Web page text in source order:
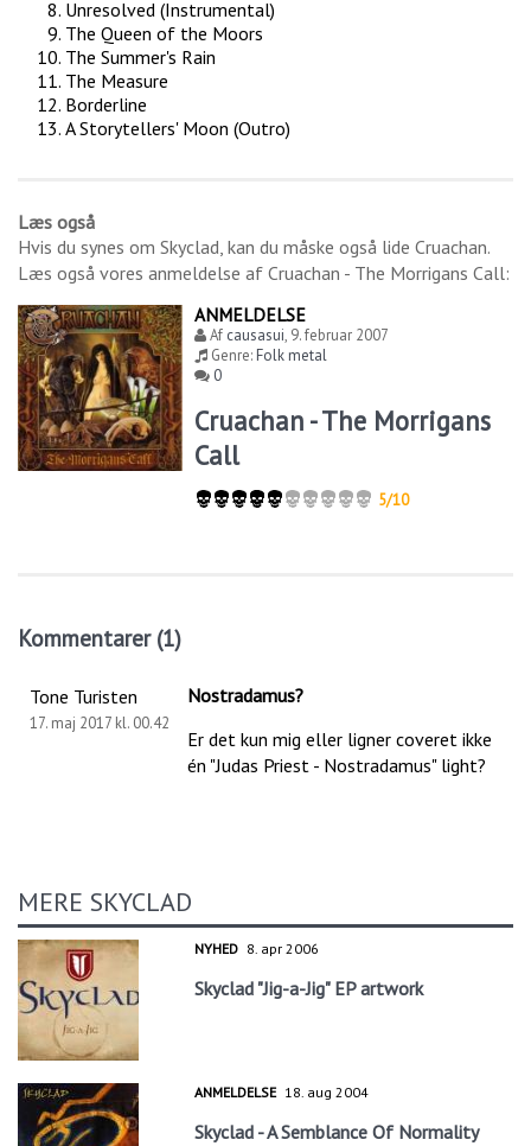
Unresolved (Instrumental)
The Queen of the Moors
The Summer's Rain
The Measure
Borderline
A Storytellers' Moon (Outro)
Læs også
Hvis du synes om Skyclad, kan du måske også lide Cruachan.
Læs også vores anmeldelse af Cruachan - The Morrigans Call:
ANMELDELSE
Af causasui, 9. februar 2007
Genre:Folk metal
0
Cruachan - The Morrigans
Call
5/10
Kommentarer (1)
Tone Turisten
17. maj 2017 kl. 00.42
Nostradamus?
Er det kun mig eller ligner coveret ikke
én "Judas Priest - Nostradamus" light?
MERE SKYCLAD
NYHED 8. apr 2006
Skyclad "Jig-a-Jig" EP artwork
ANMELDELSE 18. aug 2004
Skyclad - A Semblance Of Normality